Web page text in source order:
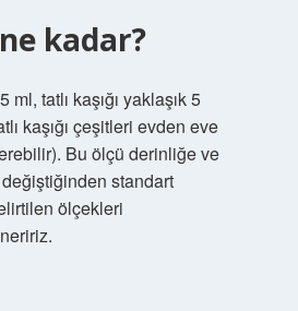
kadar?
ml, tatlı kaşığı yaklaşık 5
kaşığı çeşitleri evden eve
Bu ölçü derinliğe ve
standart
ölçekleri